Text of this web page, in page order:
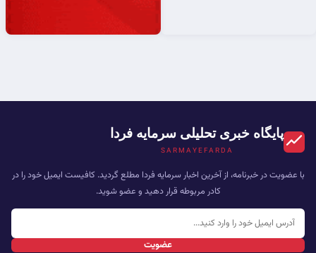
پایگاه خبری تحلیلی سرمایه فردا
SARMAYEFARDA
با عضویت در خبرنامه، از آخرین اخبار سرمایه فردا مطلع گردید. کافیست ایمیل خود را در
کادر مربوطه قرار دهید و عضو شوید.
عضویت